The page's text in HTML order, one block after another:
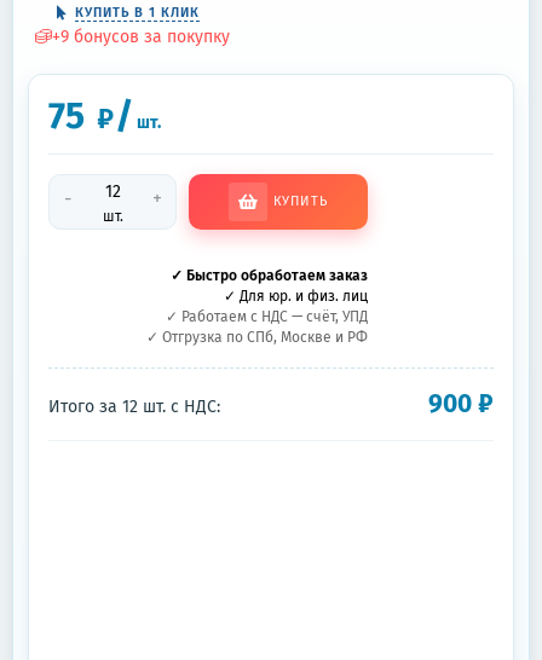
КУПИТЬ В 1 КЛИК
+9 бонусов за покупку
75 ₽/ шт.
-
шт.
+ КУПИТЬ
✓ Быстро обработаем заказ
✓ Для юр. и физ. лиц
✓ Работаем с НДС — счёт, УПД
✓ Отгрузка по СПб, Москве и РФ
Итого за 12 шт. с НДС: 900₽